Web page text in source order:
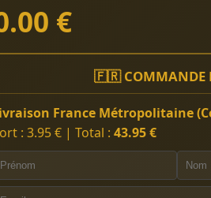
€
🇫🇷 COMMANDE
France Métropolitaine
: 3.95 € | Total : 43.95 €